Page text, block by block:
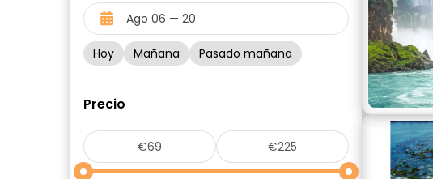
Hoy Mañana Pasado mañana
Precio